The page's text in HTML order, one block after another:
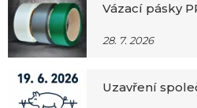
Vázací pásky
28. 7. 2026
Uzavření